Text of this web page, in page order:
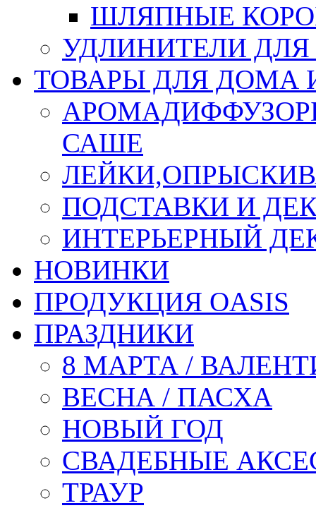
ШЛЯПНЫЕ
УДЛИНИТЕЛИ
ТОВАРЫ ДЛЯ ДОМА
САШЕ
ПОДСТАВКИ И
ИНТЕРЬЕРНЫЙ
НОВИНКИ
ПРОДУКЦИЯ OASIS
ПРАЗДНИКИ
8 МАРТА /
ВЕСНА / ПАСХА
НОВЫЙ ГОД
СВАДЕБНЫЕ
ТРАУР